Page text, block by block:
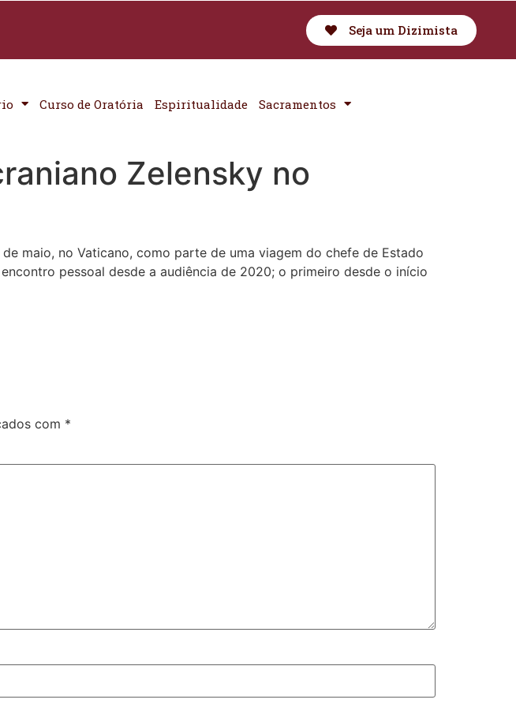
Seja um Dizimista
Curso de Oratória Espiritualidade Sacramentos
Zelensky no
maio, no Vaticano, como parte de uma viagem do chefe de Estado
pessoal desde a audiência de 2020; o primeiro desde o início
com *